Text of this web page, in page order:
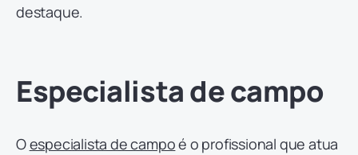
destaque.
Especialista de campo
Oespecialista de campoé o profissional que atua